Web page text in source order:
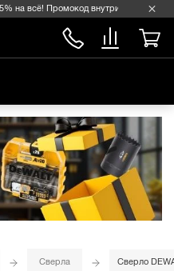
на всё! Промокод внутри →
Сверла Сверло